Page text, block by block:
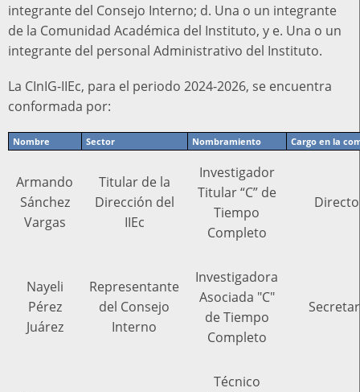
integrante del Consejo Interno; d. Una o un integrante
de la Comunidad Académica del Instituto, y e. Una o un
integrante del personal Administrativo del Instituto.
La CInIG-IIEc, para el periodo 2024-2026, se encuentra
conformada por:
Nombre Sector Nombramiento Cargo en la
Armando
Sánchez
Vargas
Titular de la
Dirección del
IIEc
Investigador
Titular “C” de
Tiempo
Completo
Nayeli
Pérez
Juárez
Representante
del Consejo
Interno
Investigadora
Asociada "C"
de Tiempo
Completo
Técnico